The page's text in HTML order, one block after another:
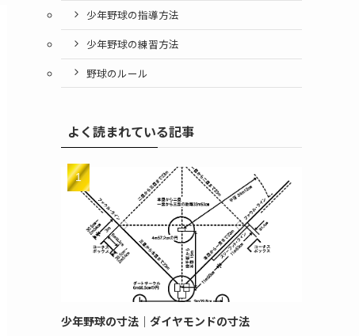
少年野球の指導方法
少年野球の練習方法
野球のルール
よく読まれている記事
少年野球の寸法｜ダイヤモンドの寸法